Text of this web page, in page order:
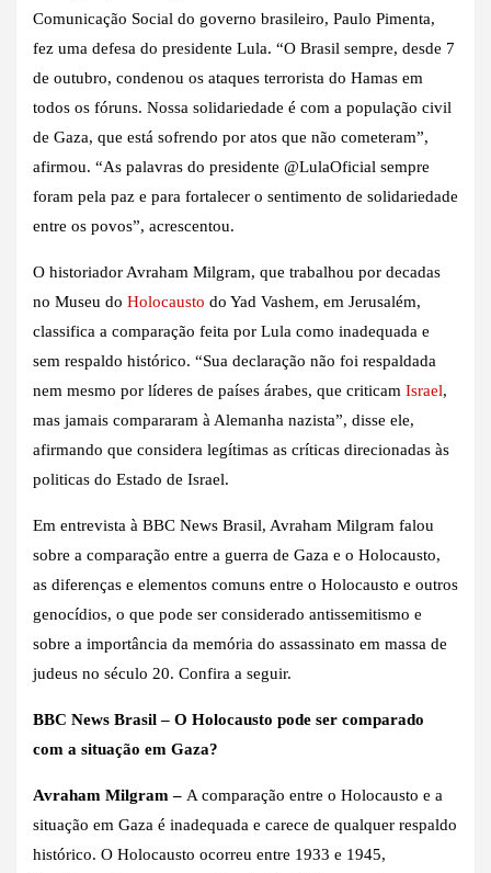
Comunicação Social do governo brasileiro, Paulo Pimenta,
fez uma defesa do presidente Lula. “O Brasil sempre, desde 7
de outubro, condenou os ataques terrorista do Hamas em
todos os fóruns. Nossa solidariedade é com a população civil
de Gaza, que está sofrendo por atos que não cometeram”,
afirmou. “As palavras do presidente @LulaOficial sempre
foram pela paz e para fortalecer o sentimento de solidariedade
entre os povos”, acrescentou.
O historiador Avraham Milgram, que trabalhou por decadas
no Museu do Holocausto do Yad Vashem, em Jerusalém,
classifica a comparação feita por Lula como inadequada e
sem respaldo histórico. “Sua declaração não foi respaldada
nem mesmo por líderes de países árabes, que criticam Israel,
mas jamais compararam à Alemanha nazista”, disse ele,
afirmando que considera legítimas as críticas direcionadas às
politicas do Estado de Israel.
Em entrevista à BBC News Brasil, Avraham Milgram falou
sobre a comparação entre a guerra de Gaza e o Holocausto,
as diferenças e elementos comuns entre o Holocausto e outros
genocídios, o que pode ser considerado antissemitismo e
sobre a importância da memória do assassinato em massa de
judeus no século 20. Confira a seguir.
BBC News Brasil – O Holocausto pode ser comparado
com a situação em Gaza?
Avraham Milgram – A comparação entre o Holocausto e a
situação em Gaza é inadequada e carece de qualquer respaldo
histórico. O Holocausto ocorreu entre 1933 e 1945,